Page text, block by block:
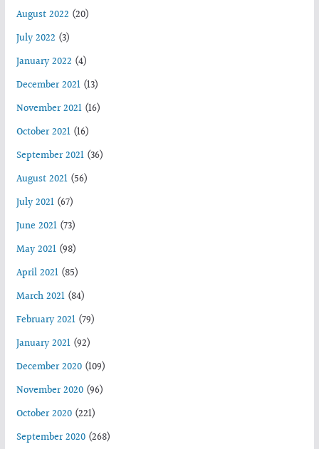
August 2022 (20)
July 2022 (3)
January 2022 (4)
December 2021(13)
November 2021(16)
October 2021(16)
September 2021(36)
August 2021(56)
July 2021(67)
June 2021(73)
May 2021(98)
April 2021(85)
March 2021(84)
February 2021(79)
January 2021(92)
December 2020(109)
November 2020(96)
October 2020(221)
September 2020(268)